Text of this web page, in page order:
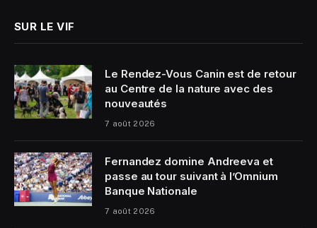
SUR LE VIF
Le Rendez-Vous Canin est de retour
au Centre de la nature avec des
nouveautés
7 août 2026
Fernandez domine Andreeva et
passe au tour suivant à l’Omnium
Banque Nationale
7 août 2026